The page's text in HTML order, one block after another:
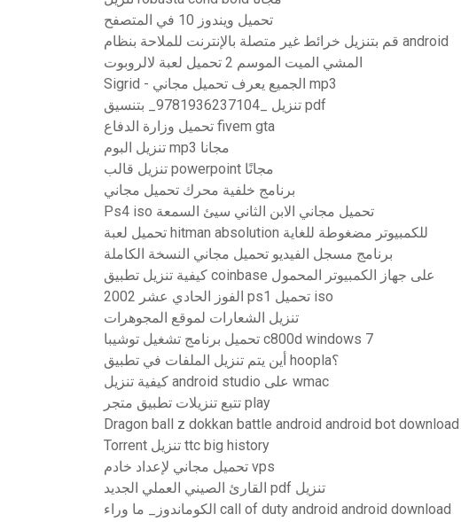
تحميل ويندوز 10 في المتصفح
قم بتنزيل خرائط غير متصلة بالإنترنت للملاحة بنظام android
المشي الميت الموسم 2 تحميل لعبة لالروبوت
Sigrid - الجميع يعرف تحميل مجاني mp3
تنزيل _9781936237104_ بتنسيق pdf
تحميل وزارة الدفاع fivem gta
تنزيل البوم mp3 مجانا
تنزيل قالب powerpoint مجانًا
برنامج خلفية محرك تحميل مجاني
Ps4 iso تحميل مجاني الابن الثاني سيئ السمعة
تحميل لعبة hitman absolution للكمبيوتر مضغوطة للغاية
برنامج مسجل الفيديو تحميل مجاني النسخة الكاملة
كيفية تنزيل تطبيق coinbase على جهاز الكمبيوتر المحمول
الفوز الحادي عشر 2002 ps1 تحميل iso
تنزيل الشعارات لموقع المجوهرات
تحميل برنامج تشغيل توشيبا c800d windows 7
أين يتم تنزيل الملفات في تطبيق hoopla؟
كيفية تنزيل android studio على wmac
تتبع تنزيلات تطبيق متجر play
Dragon ball z dokkan battle android android bot download
Torrent تنزيل ttc ​​big history
تحميل مجاني لإعداد خادم vps
القارئ الصيني العملي الجديد pdf تنزيل
الكوماندوز_ ما وراء call of duty android android download